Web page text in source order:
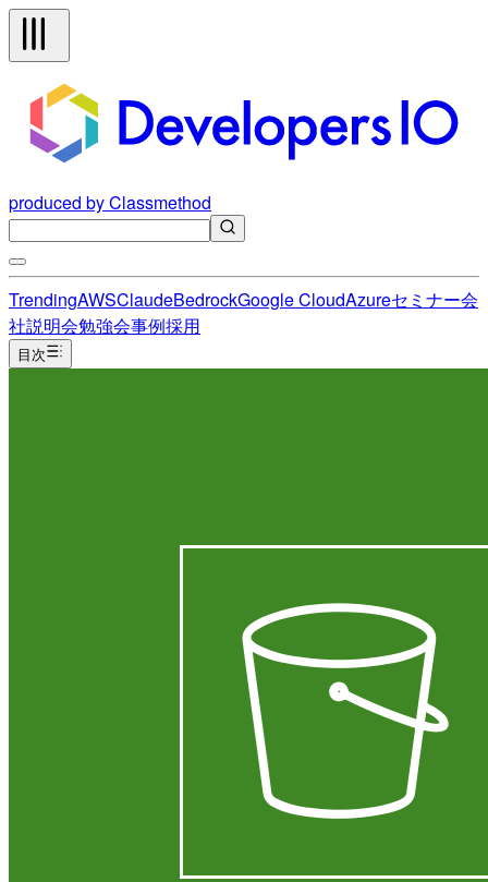
produced by Classmethod
TrendingAWSClaudeBedrockGoogle CloudAzureセミナー会
社説明会勉強会事例採用
目次